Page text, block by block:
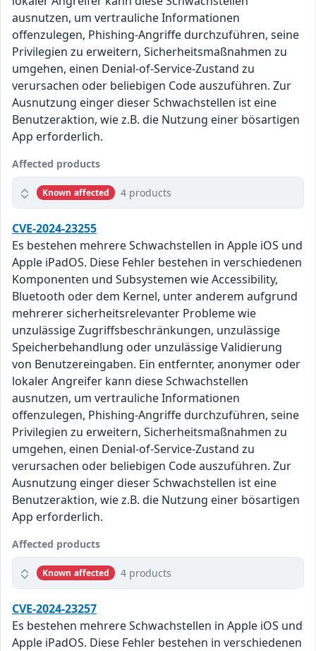
ausnutzen, um vertrauliche Informationen
offenzulegen, Phishing-Angriffe durchzuführen, seine
Privilegien zu erweitern, Sicherheitsmaßnahmen zu
umgehen, einen Denial-of-Service-Zustand zu
verursachen oder beliebigen Code auszuführen. Zur
Ausnutzung einger dieser Schwachstellen ist eine
Benutzeraktion, wie z.B. die Nutzung einer bösartigen
App erforderlich.
Affected products
Known affected 4 products
CVE-2024-23255
Es bestehen mehrere Schwachstellen in Apple iOS und
Apple iPadOS. Diese Fehler bestehen in verschiedenen
Komponenten und Subsystemen wie Accessibility,
Bluetooth oder dem Kernel, unter anderem aufgrund
mehrerer sicherheitsrelevanter Probleme wie
unzulässige Zugriffsbeschränkungen, unzulässige
Speicherbehandlung oder unzulässige Validierung
von Benutzereingaben. Ein entfernter, anonymer oder
lokaler Angreifer kann diese Schwachstellen
ausnutzen, um vertrauliche Informationen
offenzulegen, Phishing-Angriffe durchzuführen, seine
Privilegien zu erweitern, Sicherheitsmaßnahmen zu
umgehen, einen Denial-of-Service-Zustand zu
verursachen oder beliebigen Code auszuführen. Zur
Ausnutzung einger dieser Schwachstellen ist eine
Benutzeraktion, wie z.B. die Nutzung einer bösartigen
App erforderlich.
Affected products
Known affected 4 products
CVE-2024-23257
Es bestehen mehrere Schwachstellen in Apple iOS und
Apple iPadOS. Diese Fehler bestehen in verschiedenen